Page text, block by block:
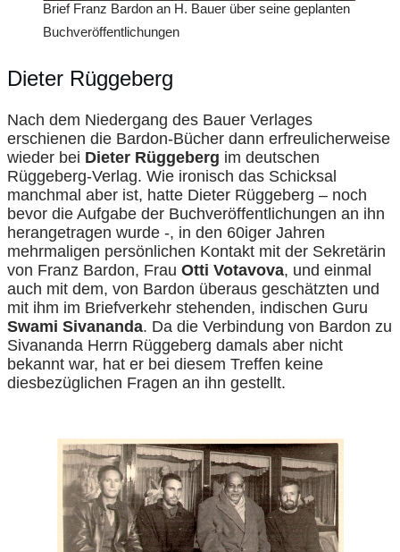
Brief Franz Bardon an H. Bauer über seine geplanten
Buchveröffentlichungen
Dieter Rüggeberg
Nach dem Niedergang des Bauer Verlages
erschienen die Bardon-Bücher dann erfreulicherweise
wieder bei Dieter Rüggeberg im deutschen
Rüggeberg-Verlag. Wie ironisch das Schicksal
manchmal aber ist, hatte Dieter Rüggeberg – noch
bevor die Aufgabe der Buchveröffentlichungen an ihn
herangetragen wurde -, in den 60iger Jahren
mehrmaligen persönlichen Kontakt mit der Sekretärin
von Franz Bardon, Frau Otti Votavova, und einmal
auch mit dem, von Bardon überaus geschätzten und
mit ihm im Briefverkehr stehenden, indischen Guru
Swami Sivananda. Da die Verbindung von Bardon zu
Sivananda Herrn Rüggeberg damals aber nicht
bekannt war, hat er bei diesem Treffen keine
diesbezüglichen Fragen an ihn gestellt.